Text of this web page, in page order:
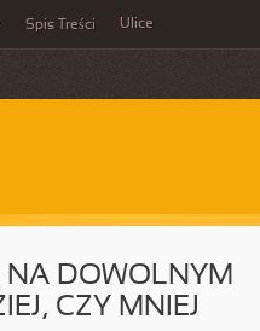
Spis Treści Ulice
NA DOWOLNYM
CZY MNIEJ